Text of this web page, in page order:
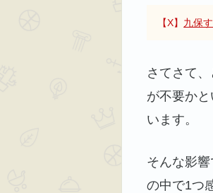
【X】 九保
さてさて
が不要か
います。
そんな影
の中で1つ